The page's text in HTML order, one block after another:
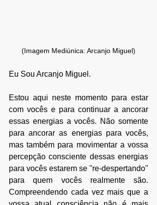
(Imagem Mediúnica: Arcanjo Miguel)
Eu Sou Arcanjo Miguel.
Estou aqui neste momento para estar
com vocês e para continuar a ancorar
essas energias a vocês. Não somente
para ancorar as energias para vocês,
mas também para movimentar a vossa
percepção consciente dessas energias
para vocês estarem se ''re-despertando''
para quem vocês realmente são.
Compreendendo cada vez mais que a